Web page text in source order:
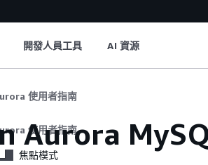
開發人員工具 AI 資源
使用者指南
使用者指南
Aurora
焦點模式